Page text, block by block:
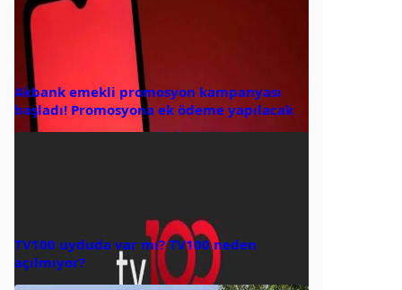
Akbank emekli promosyon kampanyası
başladı! Promosyona ek ödeme yapılacak
TV100 uyduda var mı? TV100 neden
açılmıyor?